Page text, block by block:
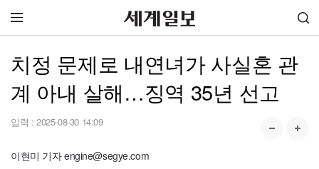
치정 문제로 내연녀가 사실혼 관
계 아내 살해…징역 35년 선고
입력 : 2025-08-30 14:09
이현미 기자 engine@segye.com